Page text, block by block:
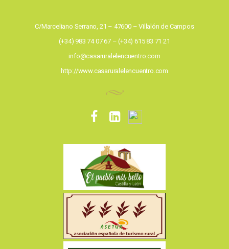
C/Marceliano Serrano, 21 – 47600 – Villalón de Campos
(+34) 983 74 07 67 – (+34) 615 83 71 21
info@casaruralelencuentro.com
http://www.casaruralelencuentro.com